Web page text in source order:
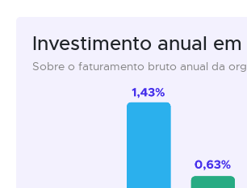
Investimento anual em
Sobre o faturamento bruto anual da